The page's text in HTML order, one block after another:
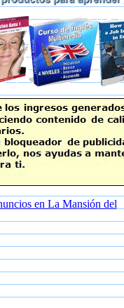
en La Mansión del